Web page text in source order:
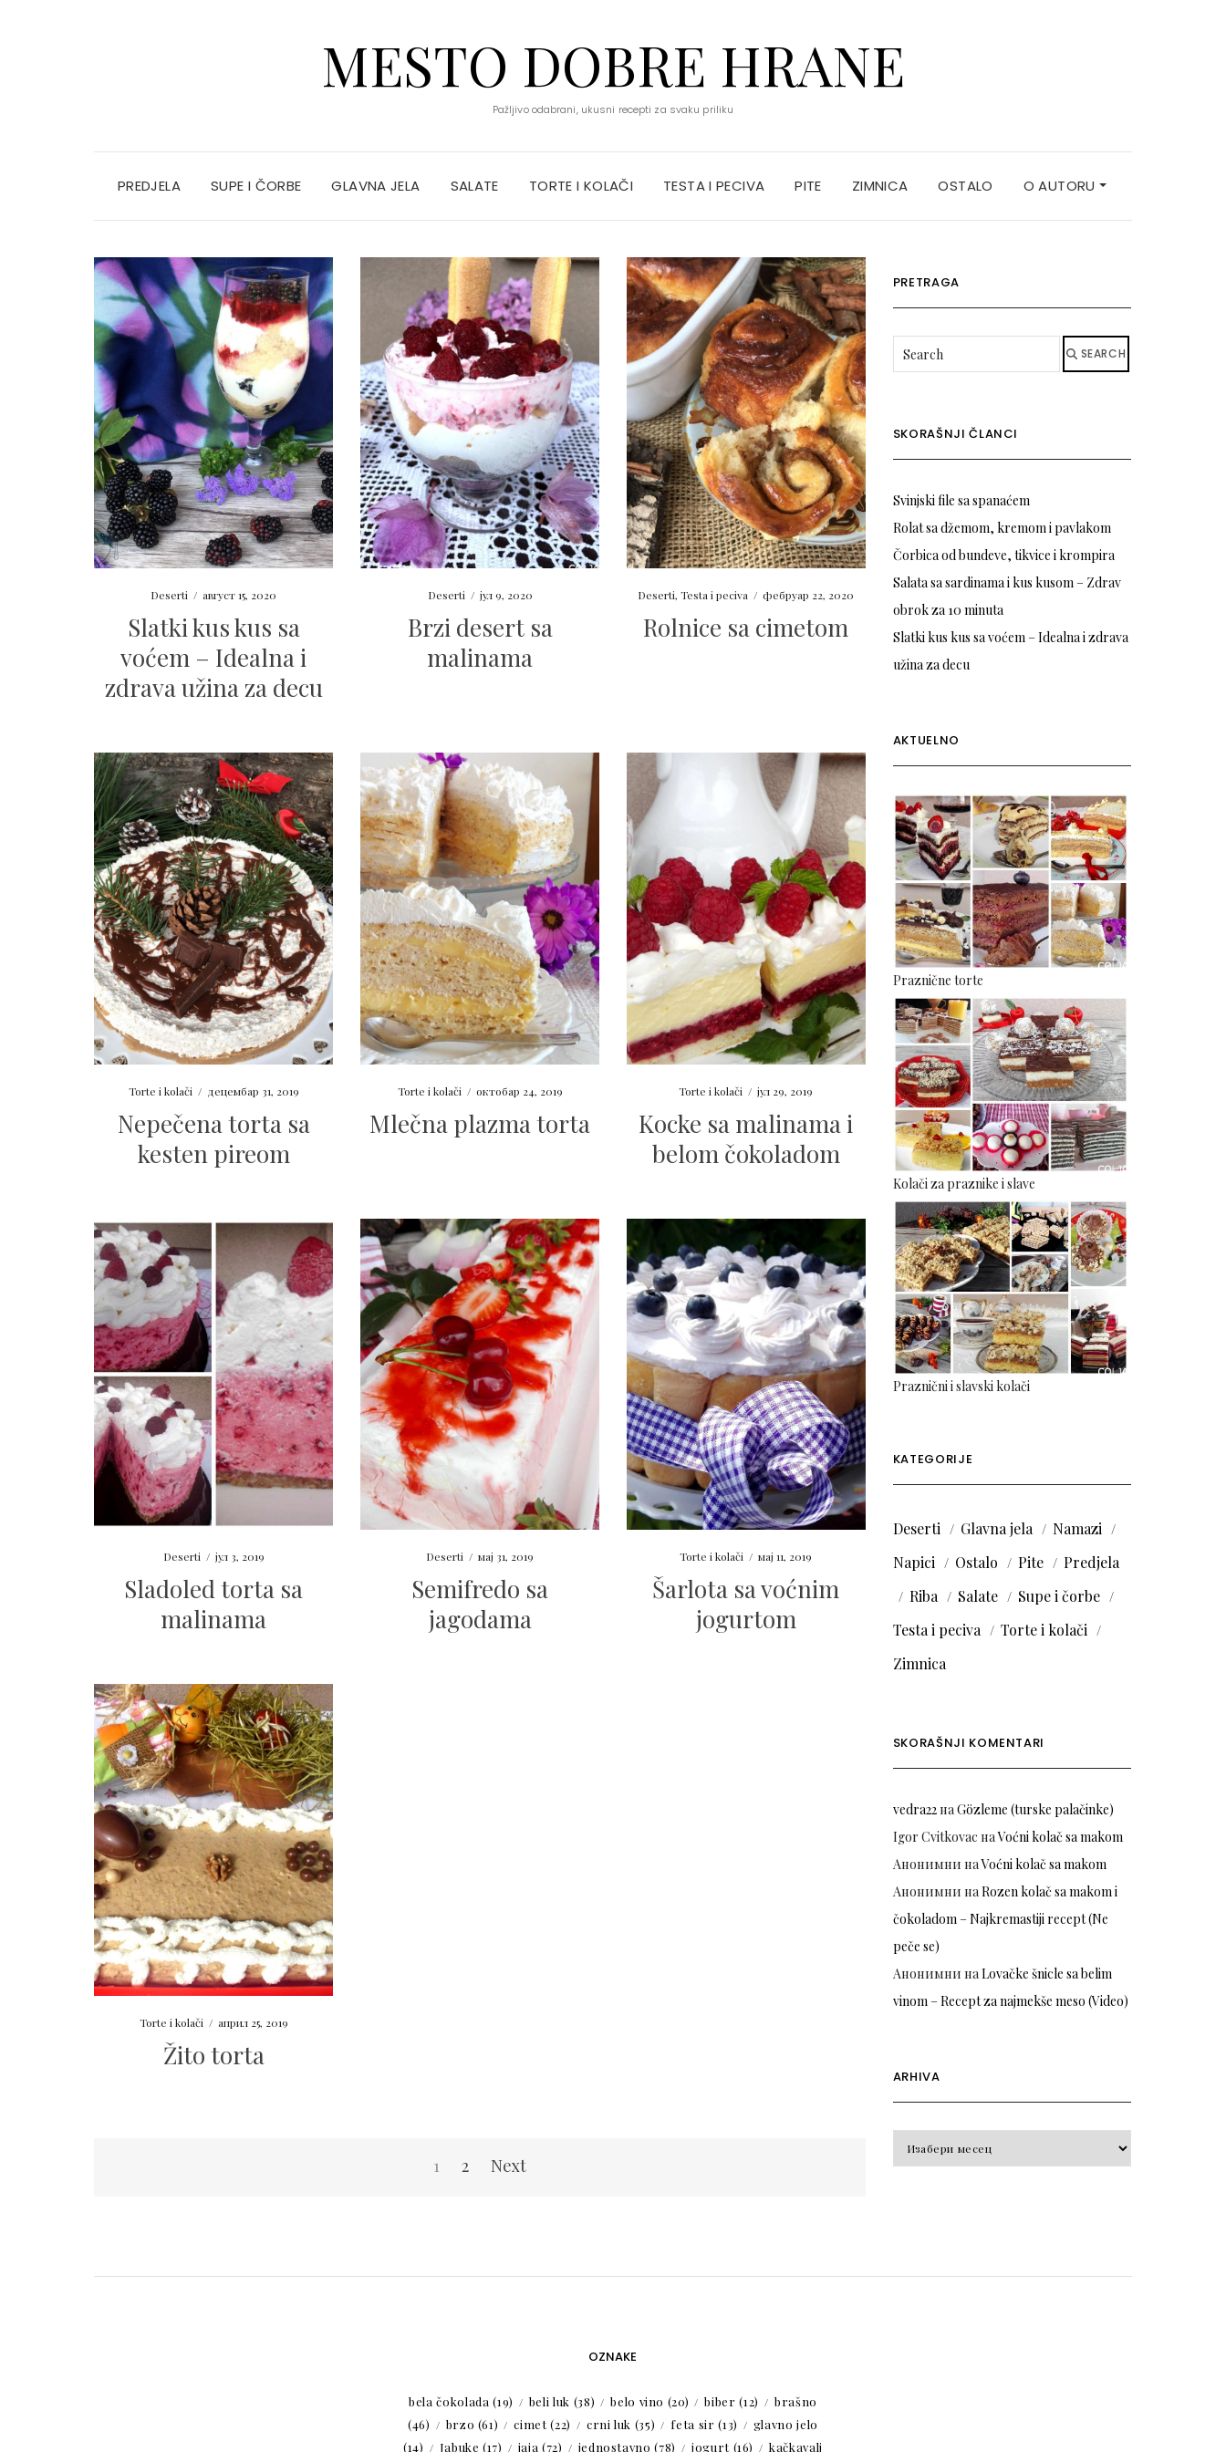
MESTO DOBRE HRANE
Pažljivo odabrani, ukusni recepti za svaku priliku
PREDJELA SUPE I ČORBE GLAVNA JELA SALATE TORTE I KOLAČI TESTA I PECIVA PITE ZIMNICA OSTALO O AUTORU
Deserti / август 15, 2020
Slatki kus kus sa
voćem – Idealna i
zdrava užina za decu
Deserti / јул 9, 2020
Brzi desert sa
malinama
Deserti,Testa i peciva / фебруар 22, 2020
Rolnice sa cimetom
Torte i kolači / децембар 31, 2019
Nepečena torta sa
kesten pireom
Torte i kolači / октобар 24, 2019
Mlečna plazma torta
Torte i kolači / јул 29, 2019
Kocke sa malinama i
belom čokoladom
Deserti / јул 3, 2019
Sladoled torta sa
malinama
Deserti / мај 31, 2019
Semifredo sa
jagodama
Torte i kolači / мај 11, 2019
Šarlota sa voćnim
jogurtom
Torte i kolači / април 25, 2019
Žito torta
1 2 Next
PRETRAGA
SEARCH
SKORAŠNJI ČLANCI
Svinjski file sa spanaćem
Rolat sa džemom, kremom i pavlakom
Čorbica od bundeve, tikvice i krompira
Salata sa sardinama i kus kusom – Zdrav
obrok za 10 minuta
Slatki kus kus sa voćem – Idealna i zdrava
užina za decu
AKTUELNO
Praznične torte
Kolači za praznike i slave
Praznični i slavski kolači
KATEGORIJE
Deserti Glavna jela
Namazi
Napici
Ostalo Pite
Predjela
Riba
Salate
Supe i čorbe
Testa i peciva
Torte i kolači
Zimnica
SKORAŠNJI KOMENTARI
vedra22наGözleme (turske palačinke)
Igor Cvitkovac наVoćni kolač sa makom
Анонимни наVoćni kolač sa makom
Анонимни наRozen kolač sa makom i
čokoladom – Najkremastiji recept (Ne
peče se)
Анонимни наLovačke šnicle sa belim
vinom – Recept za najmekše meso (Video)
ARHIVA
OZNAKE
bela čokolada (19) beli luk (38) belo vino (20) biber (12)
brašno
(46)
brzo (61) cimet(22) crni luk (35) feta sir (13)
glavno jelo
(14)
Jabuke (17) jaja (72) jednostavno (78) jogurt(16) kačkavalj